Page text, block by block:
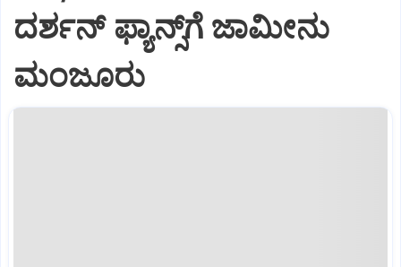
ದರ್ಶನ್‌ ಫ್ಯಾನ್ಸ್‌ಗೆ ಜಾಮೀನು
ಮಂಜೂರು